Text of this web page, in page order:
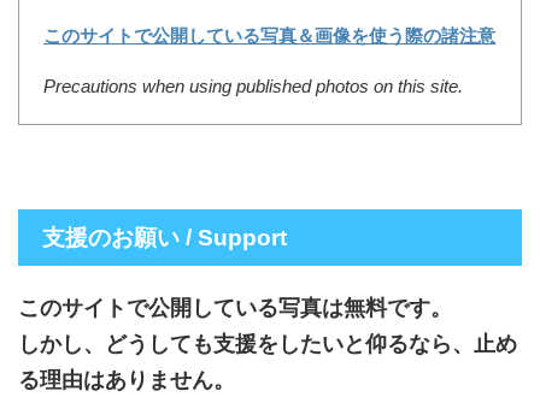
このサイトで公開している写真＆画像を使う際の諸注意
Precautions when using published photos on this site.
支援のお願い / Support
このサイトで公開している写真は無料です。
しかし、どうしても支援をしたいと仰るなら、止め
る理由はありません。